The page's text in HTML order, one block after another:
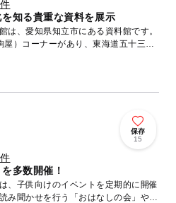
知る貴重な資料を展示
は、愛知県知立市にある資料館です。
屋）コーナーがあり、東海道五十三次
保存
15
多数開催！
、子供向けのイベントを定期的に開催
み聞かせを行う「おはなしの会」や絵